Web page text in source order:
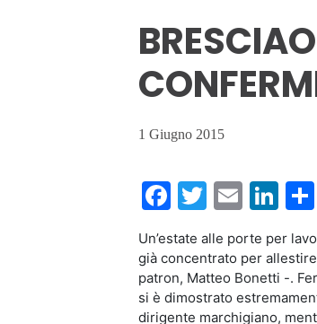
1 Giugno 2015
Facebook
Twitter
Email
Un’estate alle porte per
già concentrato per
patron, Matteo Bonetti -.
si è dimostrato
dirigente marchigiano,